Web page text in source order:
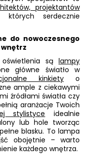
projektantów
których serdecznie
do nowoczesnego
są lampy
główne światło w
kinkietyo
ample z ciekawymi
źródłami światła czy
aranżacje Twoich
stylistyce idealnie
lub hole tworząc
blasku. To lampa
obojętnie – warto
każdego wnętrza.